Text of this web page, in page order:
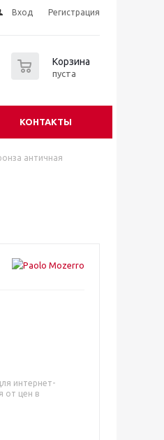
Вход Регистрация
Корзина
пуста
КОНТАКТЫ
античная
интернет-
от цен в